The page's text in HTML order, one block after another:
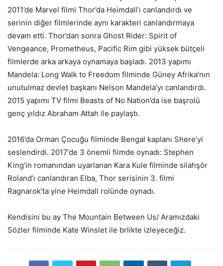
2011’de Marvel filmi Thor’da Heimdall’ı canlandırdı ve
serinin diğer filmlerinde aynı karakteri canlandırmaya
devam etti. Thor’dan sonra Ghost Rider: Spirit of
Vengeance, Prometheus, Pacific Rim gibi yüksek bütçeli
filmlerde arka arkaya oynamaya başladı. 2013 yapımı
Mandela: Long Walk to Freedom filminde Güney Afrika’nın
unutulmaz devlet başkanı Nelson Mandela’yı canlandırdı.
2015 yapımı TV filmi Beasts of No Nation’da ise başrolü
genç yıldız Abraham Attah ile paylaştı.
2016’da Orman Çocuğu filminde Bengal kaplanı Shere’yi
seslendirdi. 2017’de 3 önemli filmde oynadı: Stephen
King’in romanından uyarlanan Kara Kule filminde silahşör
Roland’ı canlandıran Elba, Thor serisinin 3. filmi
Ragnarok’ta yine Heimdall rolünde oynadı.
Kendisini bu ay The Mountain Between Us/ Aramızdaki
Sözler filminde Kate Winslet ile brlikte izleyeceğiz.